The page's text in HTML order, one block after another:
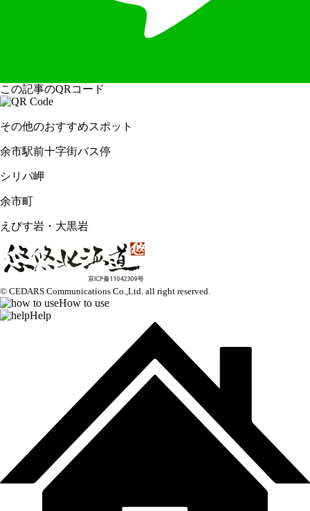
この記事のQRコード
その他のおすすめスポット
余市駅前十字街バス停
シリパ岬
余市町
えびす岩・大黒岩
© CEDARS Communications Co.,Ltd. all right reserved.
How to use
Help